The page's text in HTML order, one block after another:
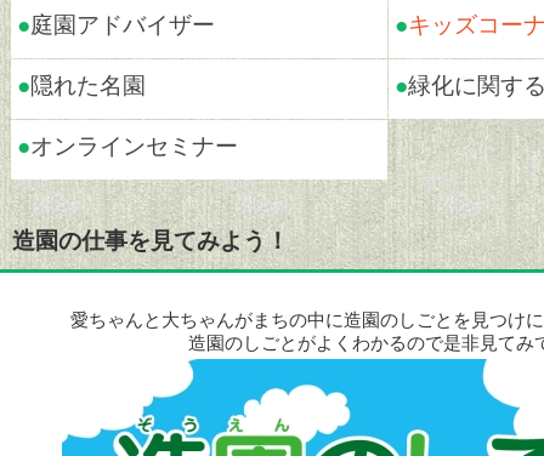
●庭園アドバイザー ●キッズコー
●隠れた名園 ●緑化に関す
●オンラインセミナー
造園の仕事を見てみよう！
愛ちゃんと大ちゃんがまちの中に造園のしごとを見つけ
造園のしごとがよくわかるので是非見てみ